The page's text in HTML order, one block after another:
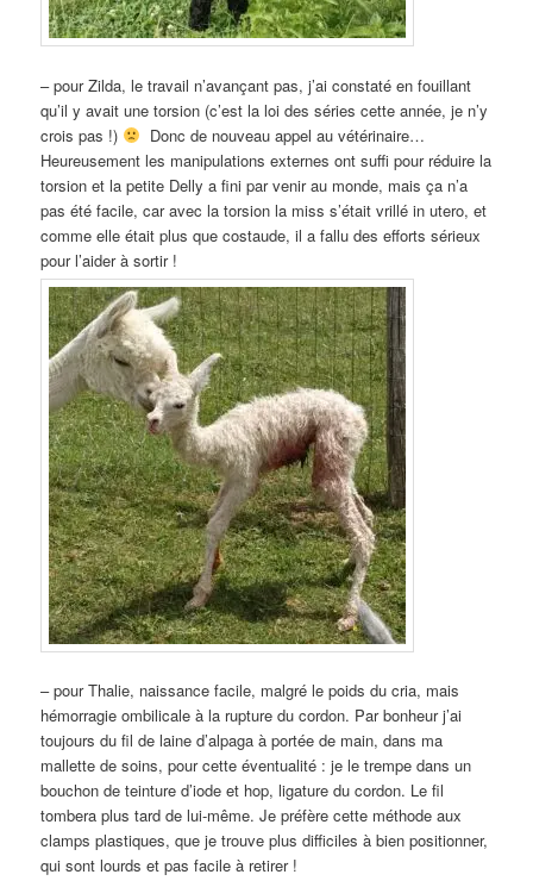
– pour Zilda, le travail n’avançant pas, j’ai constaté en fouillant
qu’il y avait une torsion (c’est la loi des séries cette année, je n’y
crois pas !)
Donc de nouveau appel au vétérinaire…
Heureusement les manipulations externes ont suffi pour réduire la
torsion et la petite Delly a fini par venir au monde, mais ça n’a
pas été facile, car avec la torsion la miss s’était vrillé in utero, et
comme elle était plus que costaude, il a fallu des efforts sérieux
pour l’aider à sortir !
– pour Thalie, naissance facile, malgré le poids du cria, mais
hémorragie ombilicale à la rupture du cordon. Par bonheur j’ai
toujours du fil de laine d’alpaga à portée de main, dans ma
mallette de soins, pour cette éventualité : je le trempe dans un
bouchon de teinture d’iode et hop, ligature du cordon. Le fil
tombera plus tard de lui-même. Je préfère cette méthode aux
clamps plastiques, que je trouve plus difficiles à bien positionner,
qui sont lourds et pas facile à retirer !